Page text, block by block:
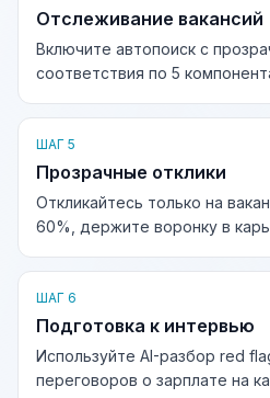
Отслеживание вакансий
Включите автопоиск с
соответствия по 5
ШАГ 5
Прозрачные отклики
Откликайтесь только на
60%, держите воронку в
ШАГ 6
Подготовка к интервью
Используйте AI-разбор red
переговоров о зарплате на